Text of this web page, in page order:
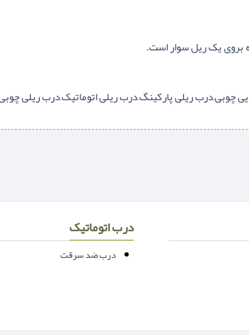
بروی یک ریل سوار است.
ریلی پارکینگ,درب ریلی اتوماتیک,درب ریلی
درب اتوماتیک
درب ضد سرقت